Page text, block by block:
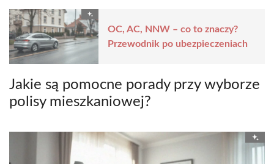
OC, AC, NNW – co to znaczy?
Przewodnik po ubezpieczeniach
Jakie są pomocne porady przy wyborze
polisy mieszkaniowej?